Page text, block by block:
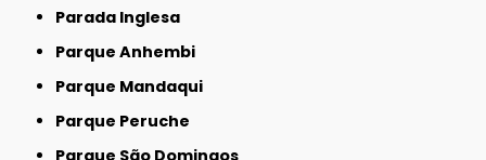
Parada Inglesa
Parque Anhembi
Parque Mandaqui
Parque Peruche
Parque São Domingos